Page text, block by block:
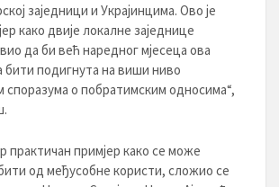
заједници и Украјинцима. Ово је
како двије локалне заједнице
да би већ наредног мјесеца ова
бити подигнута на виши ниво
о побратимским односима“,
практичан примјер како се може
од међусобне користи, сложио се